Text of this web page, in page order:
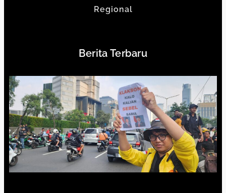
Regional
Berita Terbaru